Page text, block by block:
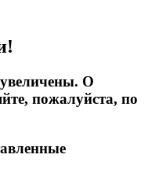
О
пожалуйста, по